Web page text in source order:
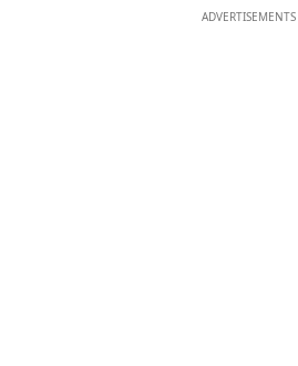
ADVERTISEMENTS